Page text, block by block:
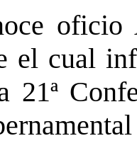
el cual
21ª